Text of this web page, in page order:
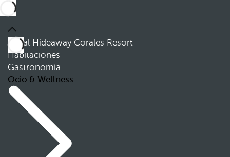
Royal Hideaway Corales Resort
Habitaciones
Gastronomía
Ocio & Wellness